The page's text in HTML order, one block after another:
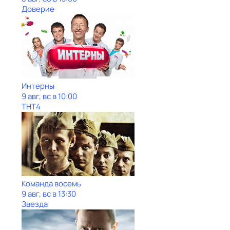
Доверие
Интерны
9 авг, вс в 10:00
ТНТ4
Команда восемь
9 авг, вс в 13:30
Звезда